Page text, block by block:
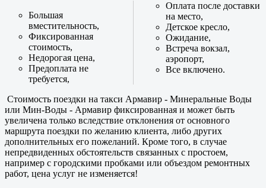
Большая
вместительность,
Фиксированная
стоимость,
Недорогая цена,
Предоплата не
требуется,
Оплата после доставки
на место,
Детское кресло,
Ожидание,
Встреча вокзал,
аэропорт,
Все включено.
Стоимость поездки на такси Армавир - Минеральные Воды
или Мин-Воды - Армавир фиксированная и может быть
увеличена только вследствие отклонения от основного
маршрута поездки по желанию клиента, либо других
дополнительных его пожеланий. Кроме того, в случае
непредвиденных обстоятельств связанных с простоем,
например с городскими пробками или объездом ремонтных
работ, цена услуг не изменяется!